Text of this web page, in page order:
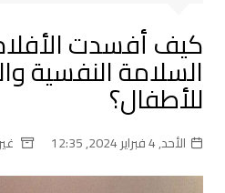
كيف أفسدت الأفلام
السلامة النفسية
للأطفال؟
الأحد, 4 فبراير 2024, 12:35